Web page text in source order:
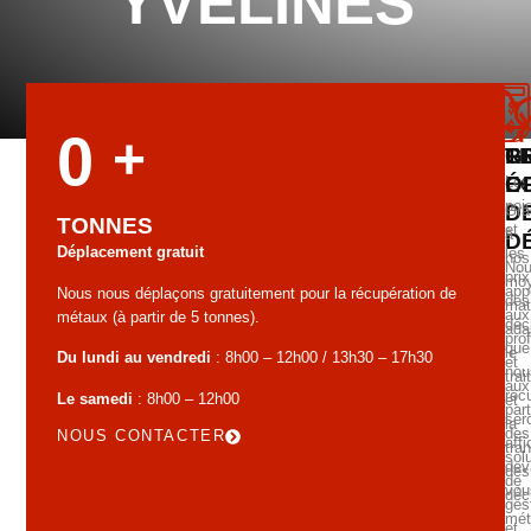
aux
et
aux
des
de
Les
et
les
prix
des
que
à
nos
le
et
la
des
0 +
TONNES
Déplacement gratuit
Nous nous déplaçons gratuitement pour la récupération de
métaux (à partir de 5 tonnes).
Du lundi au vendredi : 8h00 – 12h00 / 13h30 – 17h30
Le samedi : 8h00 – 12h00
NOUS CONTACTER